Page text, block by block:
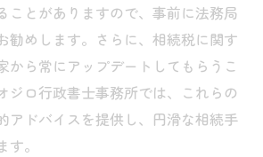
ことがありますので、事前に法務局
勧めします。さらに、相続税に関す
から常にアップデートしてもらうこ
ジロ行政書士事務所では、これらの
アドバイスを提供し、円滑な相続手
。